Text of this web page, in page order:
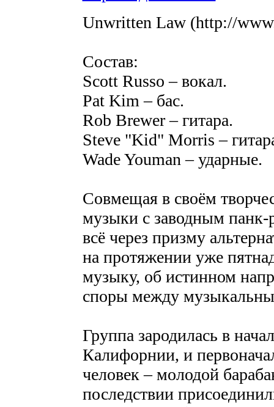
Unwritten Law (http://
Состав:
Scott Russo – вокал.
Pat Kim – бас.
Rob Brewer – гитара.
Steve "Kid" Morris –
Wade Youman – ударные.
Совмещая в своём
музыки с заводным панк-
всё через призму
на протяжении уже
музыку, об истинном
споры между
Группа зародилась в
Калифорнии, и
человек – молодой
последствии